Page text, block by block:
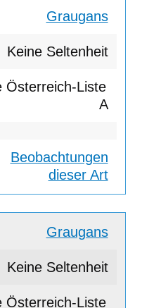
Graugans
Keine Seltenheit
A
Beobachtungen
dieser Art
Graugans
Keine Seltenheit